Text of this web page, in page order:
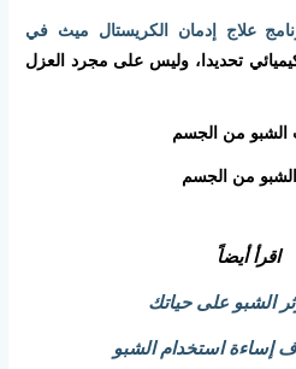
علاج إدمان الكريستال ميث في
تحديدا، وليس على مجرد العزل
من الجسم
اقرأ أيضاً
الشبو على حياتك
إساءة استخدام الشبو